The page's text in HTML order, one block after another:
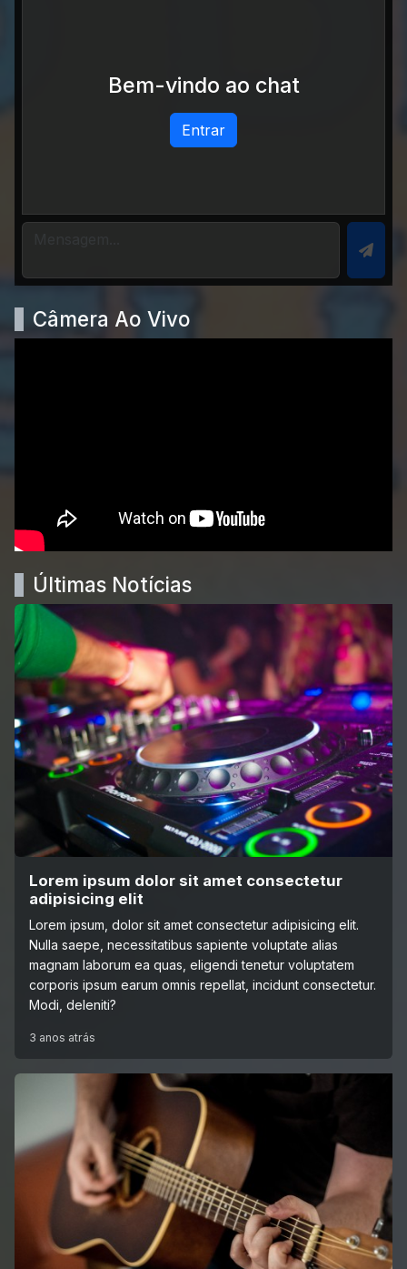
Bem-vindo ao chat
Entrar
Câmera Ao Vivo
Últimas Notícias
Lorem ipsum dolor sit amet consectetur
adipisicing elit
Lorem ipsum, dolor sit amet consectetur adipisicing elit.
Nulla saepe, necessitatibus sapiente voluptate alias
magnam laborum ea quas, eligendi tenetur voluptatem
corporis ipsum earum omnis repellat, incidunt consectetur.
Modi, deleniti?
3 anos atrás